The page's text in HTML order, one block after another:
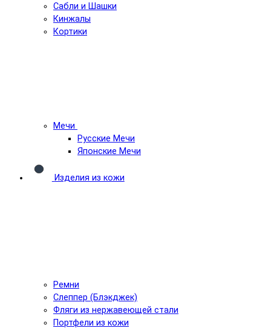
Сабли и Шашки
Кинжалы
Кортики
Мечи
Русские Мечи
Японские Мечи
Изделия из кожи
Ремни
Слеппер (Блэкджек)
Фляги из нержавеющей стали
Портфели из кожи